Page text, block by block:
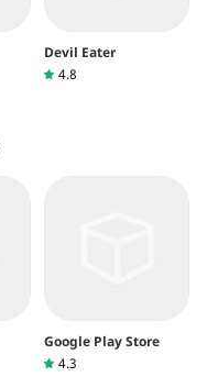
Devil Eater
4.8
Google Play Store
4.3